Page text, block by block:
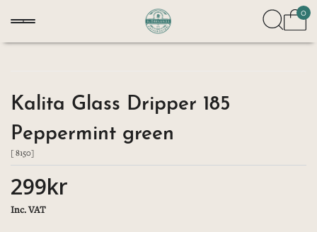
0
Kalita Glass Dripper 185
Peppermint green
[ 8150]
299kr
Inc. VAT